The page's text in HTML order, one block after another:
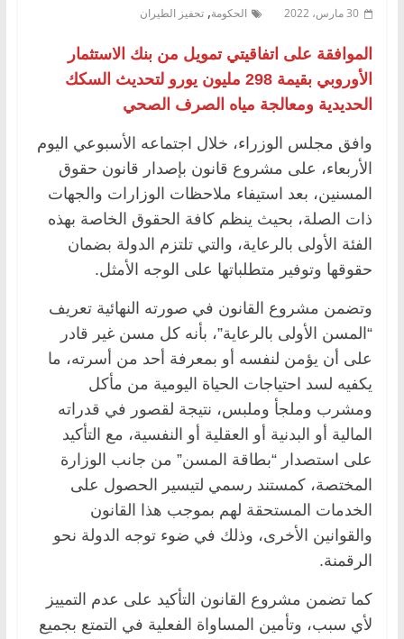
30 مارس، 2022 الحكومة, تحفيز الطيران
الموافقة على اتفاقيتي تمويل من بنك الاستثمار
الأوروبي بقيمة 298 مليون يورو لتحديث السكك
الحديدية ومعالجة مياه الصرف الصحي
وافق مجلس الوزراء، خلال اجتماعه الأسبوعي اليوم
الأربعاء، على مشروع قانون بإصدار قانون حقوق
المسنين، بعد استيفاء ملاحظات ‏الوزارات والجهات
ذات الصلة، بحيث ينظم كافة الحقوق الخاصة بهذه
الفئة الأولى بالرعاية، والتي ‏تلتزم الدولة بضمان
حقوقها وتوفير متطلباتها على الوجه الأمثل.‏
وتضمن مشروع القانون في صورته النهائية تعريف
“المسن الأولى بالرعاية”، بأنه كل مسن غير قادر
‏على أن يؤمن لنفسه أو بمعرفة أحد من أسرته، ما
يكفيه لسد احتياجات الحياة اليومية من مأكل
ومشرب ‏وملجأ وملبس، نتيجة لقصور في قدراته
المالية أو البدنية أو العقلية أو النفسية، مع التأكيد
على ‏استصدار “بطاقة المسن” من جانب الوزارة
المختصة، كمستند رسمي لتيسير الحصول على
الخدمات ‏المستحقة لهم بموجب هذا القانون
والقوانين الأخرى، وذلك في ضوء توجه الدولة نحو
الرقمنة. ‏
كما تضمن مشروع القانون التأكيد على عدم التمييز
لأي سبب، وتأمين المساواة الفعلية في التمتع بجميع